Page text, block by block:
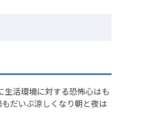
活環境に対する恐怖心はも
だいぶ涼しくなり朝と夜は